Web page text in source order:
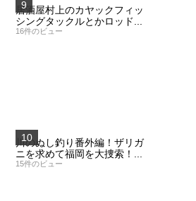
居酒屋村上のカヤックフィッ
シングタックルとかロッド...
16件のビュー
川のぬし釣り番外編！ザリガ
ニを求めて福岡を大捜索！...
15件のビュー